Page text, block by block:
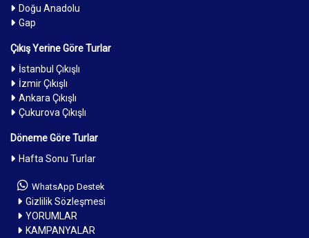
Doğu Anadolu
Gap
Çıkış Yerine Göre Turlar
İstanbul Çıkışlı
İzmir Çıkışlı
Ankara Çıkışlı
Çukurova Çıkışlı
Döneme Göre Turlar
Hafta Sonu Turlar
WhatsApp Destek
Gizlilik Sözleşmesi
YORUMLAR
KAMPANYALAR